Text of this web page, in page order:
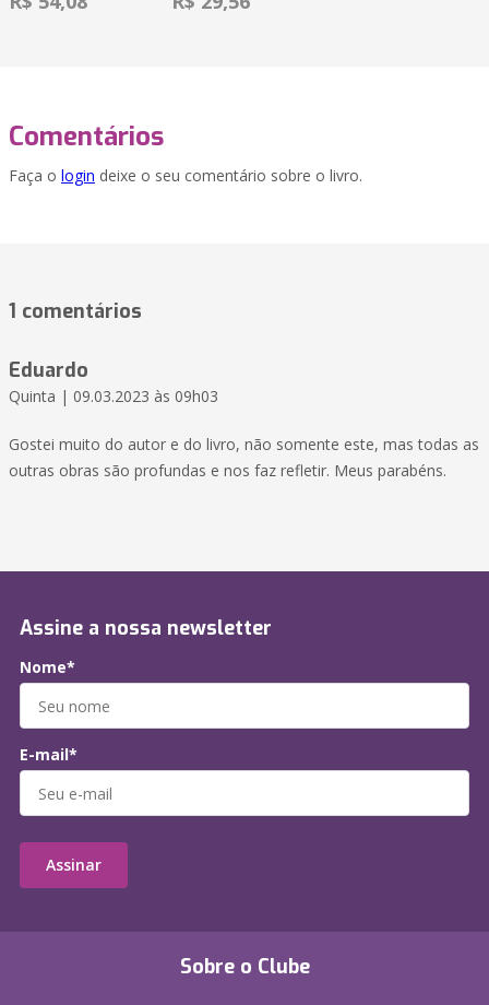
Comentários
Faça o login deixe o seu comentário sobre o livro.
1 comentários
Eduardo
Quinta | 09.03.2023 às 09h03
Gostei muito do autor e do livro, não somente este, mas todas as
outras obras são profundas e nos faz refletir. Meus parabéns.
Sobre o Clube
Assine a nossa newsletter
Nome*
E-mail*
Assinar